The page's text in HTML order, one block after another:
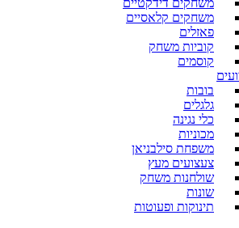
משחקים דידקטיים
משחקים קלאסיים
פאזלים
קוביות משחק
קוסמים
בובות
גלגלים
כלי נגינה
מכוניות
משפחת סילבניאן
צעצועים מעץ
שולחנות משחק
שונות
תינוקות ופעוטות